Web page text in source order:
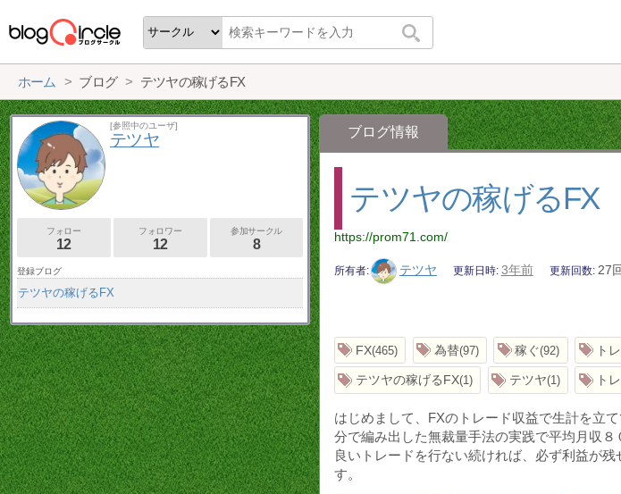
ホーム ブログ テツヤの稼げるFX
ブログ情報
テツヤの稼げるFX
https://prom71.com/
所有者 テツヤ 更新日時 3年前 更新回数 27
FX 465 為替 97 稼ぐ 92 ト
テツヤの稼げるFX 1 テツヤ 1 ト
はじめまして、FXのトレード収益で生計を立
分で編み出した無裁量手法の実践で平均月収
良いトレードを行ない続ければ、必ず利益が
す。
[参照中のユーザ]
テツヤ
フォロー
12
フォロワー
12
参加サークル
8
登録ブログ
テツヤの稼げるFX